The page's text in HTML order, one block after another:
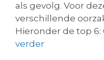
als gevolg. Voor
verschillende
Hieronder de top 6:
verder